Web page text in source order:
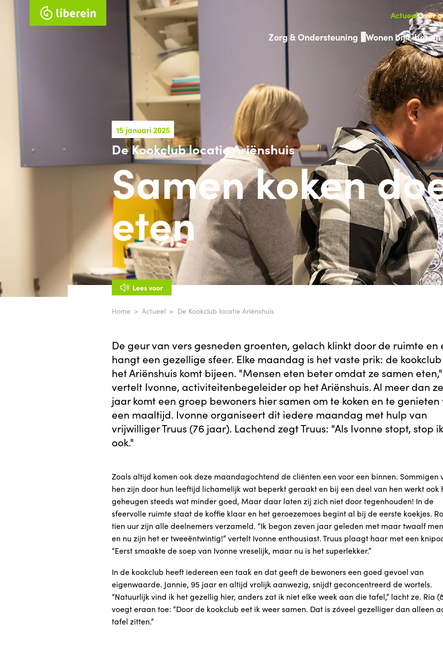
ActueelOver
Zorg & Ondersteuning Wonen bij Liberein
15 januari 2025
De Kookclub locatie Ariënshuis
Samen koken
eten
Lees voor
Home Actueel De Kookclub locatie Ariënshuis
De geur van vers gesneden groenten, gelach klinkt door de ruimte en
hangt een gezellige sfeer. Elke maandag is het vaste prik: de
het Ariënshuis komt bijeen. "Mensen eten beter omdat ze samen eten,"
vertelt Ivonne, activiteitenbegeleider op het Ariënshuis. Al meer dan
jaar komt een groep bewoners hier samen om te koken en te genieten
een maaltijd. Ivonne organiseert dit iedere maandag met hulp van
vrijwilliger Truus (76 jaar). Lachend zegt Truus: "Als Ivonne stopt, stop ik
ook."
Zoals altijd komen ook deze maandagochtend de cliënten een voor een binnen. Sommigen
hen zijn door hun leeftijd lichamelijk wat beperkt geraakt en bij een deel van hen werkt ook
geheugen steeds wat minder goed, Maar daar laten zij zich niet door tegenhouden! In de
sfeervolle ruimte staat de koffie klaar en het geroezemoes begint al bij de eerste koekjes.
tien uur zijn alle deelnemers verzameld. “Ik begon zeven jaar geleden met maar twaalf
en nu zijn het er tweeëntwintig!” vertelt Ivonne enthousiast. Truus plaagt haar met een
“Eerst smaakte de soep van Ivonne vreselijk, maar nu is het superlekker.”
In de kookclub heeft iedereen een taak en dat geeft de bewoners een goed gevoel van
eigenwaarde. Jannie, 95 jaar en altijd vrolijk aanwezig, snijdt geconcentreerd de wortels.
“Natuurlijk vind ik het gezellig hier, anders zat ik niet elke week aan die tafel,” lacht ze. Ria
voegt eraan toe: “Door de kookclub eet ik weer samen. Dat is zóveel gezelliger dan alleen
tafel zitten.”